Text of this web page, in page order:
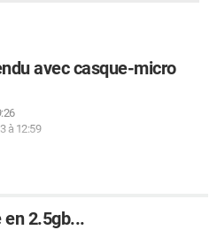
avec casque-micro
à 12:59
en 2.5gb...